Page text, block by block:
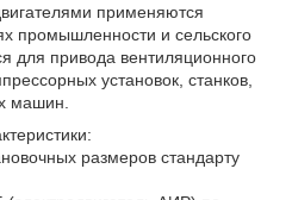
применяются
промышленности и сельского
для привода вентиляционного
установок, станков,
машин.
размеров стандарту